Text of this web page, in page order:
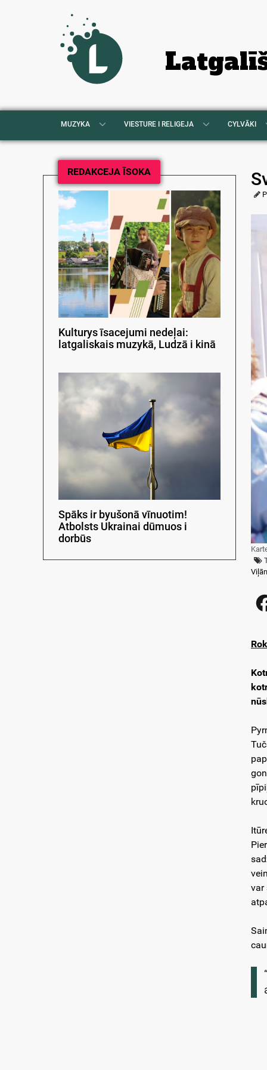
MUZYKA VIESTURE I RELIGEJA CYLVĀKI
REDAKCEJA ĪSOKA
Kulturys īsacejumi nedeļai:
latgaliskais muzykā, Ludzā i kinā
Spāks ir byušonā vīnuotim!
Atbolsts Ukrainai dūmuos i
dorbūs
var